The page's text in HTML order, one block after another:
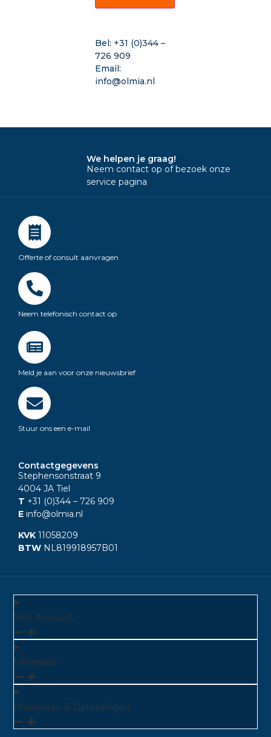
Bel: +31 (0)344 –
726 909
Email:
info@olmia.nl
We helpen je graag!
Neem contact op of bezoek onze
service pagina
Offerte of consult aanvragen
Neem telefonisch contact op
Meld je aan voor onze nieuwsbrief
Stuur ons een e-mail
Contactgegevens
Stephensonstraat 9
4004 JA Tiel
T +31 (0)344 – 726 909
E info@olmia.nl
KVK 11058209
BTW NL819918957B01
Mijn Account
Infomatie
Producten & Oplossingen